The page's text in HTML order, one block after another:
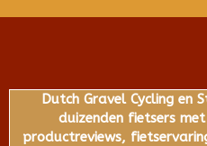
Dutch Gravel Cycling en
duizenden fietsers
productreviews,